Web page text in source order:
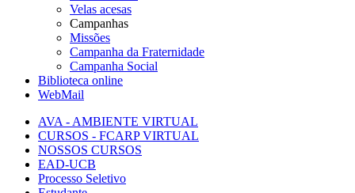
Velas acesas
Campanhas
Missões
Campanha da Fraternidade
Campanha Social
Biblioteca online
WebMail
AVA - AMBIENTE VIRTUAL
CURSOS - FCARP VIRTUAL
NOSSOS CURSOS
EAD-UCB
Processo Seletivo